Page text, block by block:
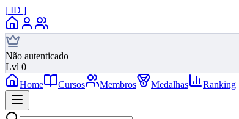
[ ID ]
Não autenticado
Lvl 0
Home
Cursos Membros Medalhas Ranking